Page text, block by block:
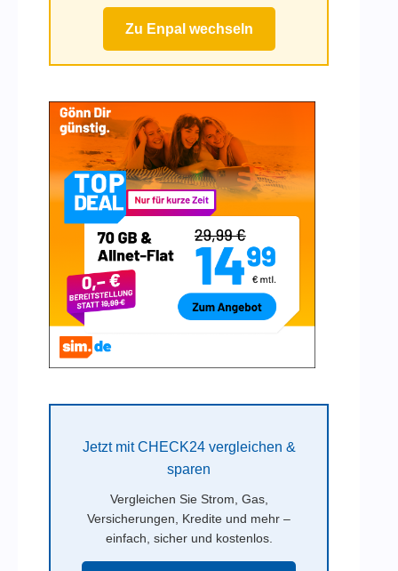
Zu Enpal wechseln
Jetzt mit CHECK24 vergleichen &
sparen
Vergleichen Sie Strom, Gas,
Versicherungen, Kredite und mehr –
einfach, sicher und kostenlos.